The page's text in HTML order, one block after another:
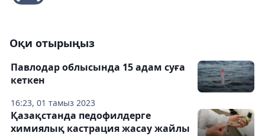
Оқи отырыңыз
16:23, 01 тамыз 2023
Павлодар облысында 15 адам суға
кеткен
Қазақстанда педофилдерге
химиялық кастрация жасау жайлы